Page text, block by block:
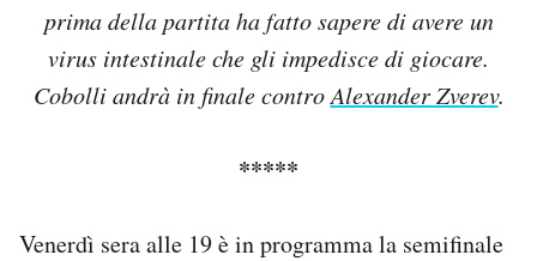
Regala il Post
Hai bisogno di aiuto?
prima della partita ha fatto sapere di avere un
virus intestinale che gli impedisce di giocare.
Cobolli andrà in finale controAlexander Zverev.
*****
Venerdì sera alle 19 è in programma la semifinale